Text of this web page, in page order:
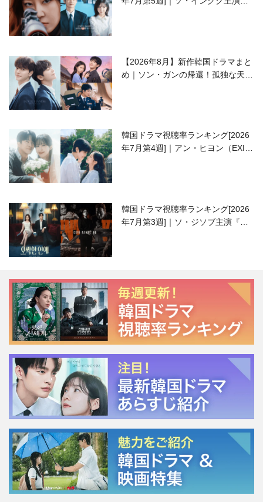
【2026年8月】新作韓国ドラマまと
め｜ソン・ガンの帰還！孤独な天才
韓国ドラマ視聴率ランキング[2026
年7月第4週]｜アン・ヒヨン（EXID
韓国ドラマ視聴率ランキング[2026
年7月第3週]｜ソ・ジソブ主演『エ